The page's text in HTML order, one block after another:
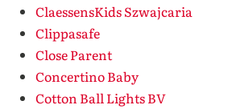
ClaessensKids Szwajcaria
Clippasafe
Close Parent
Concertino Baby
Cotton Ball Lights BV